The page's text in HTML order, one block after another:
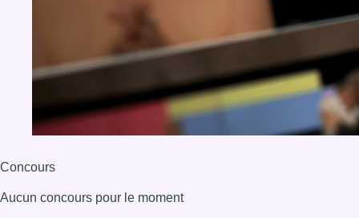
Concours
Aucun concours pour le moment